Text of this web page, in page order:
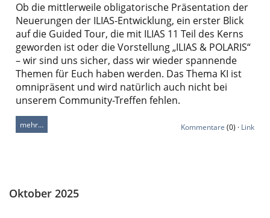
Ob die mittlerweile obligatorische Präsentation der
Neuerungen der ILIAS-Entwicklung, ein erster Blick
auf die Guided Tour, die mit ILIAS 11 Teil des Kerns
geworden ist oder die Vorstellung „ILIAS & POLARIS“
– wir sind uns sicher, dass wir wieder spannende
Themen für Euch haben werden. Das Thema KI ist
omnipräsent und wird natürlich auch nicht bei
unserem Community-Treffen fehlen.
mehr… Kommentare (0) · Link
Oktober 2025